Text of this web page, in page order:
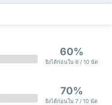
60%
ยิงได้ก่อนใน 6 / 10 นัด
70%
ยิงได้ก่อนใน 7 / 10 นัด